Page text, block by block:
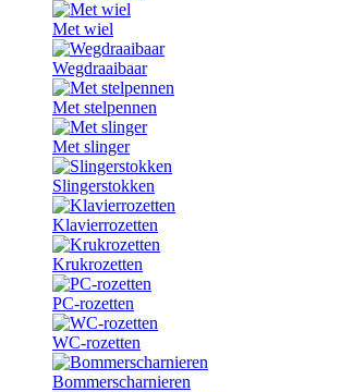
Met wiel
Wegdraaibaar
Met stelpennen
Met slinger
Slingerstokken
Klavierrozetten
Krukrozetten
PC-rozetten
WC-rozetten
Bommerscharnieren